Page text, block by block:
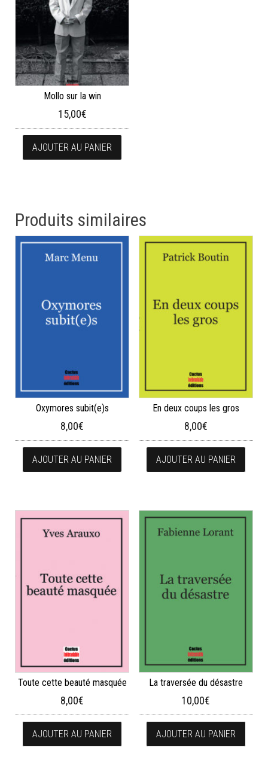
Mollo sur la win
15,00€
AJOUTER AU PANIER
Produits similaires
Oxymores subit(e)s
8,00€
AJOUTER AU PANIER
En deux coups les gros
8,00€
AJOUTER AU PANIER
Toute cette beauté masquée
8,00€
AJOUTER AU PANIER
La traversée du désastre
10,00€
AJOUTER AU PANIER